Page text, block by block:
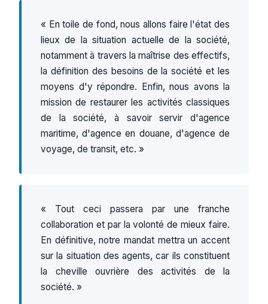
« En toile de fond, nous allons faire l'état des
lieux de la situation actuelle de la société,
notamment à travers la maîtrise des effectifs,
la définition des besoins de la société et les
moyens d'y répondre. Enfin, nous avons la
mission de restaurer les activités classiques
de la société, à savoir servir d'agence
maritime, d'agence en douane, d'agence de
voyage, de transit, etc. »
« Tout ceci passera par une franche
collaboration et par la volonté de mieux faire.
En définitive, notre mandat mettra un accent
sur la situation des agents, car ils constituent
la cheville ouvrière des activités de la
société. »